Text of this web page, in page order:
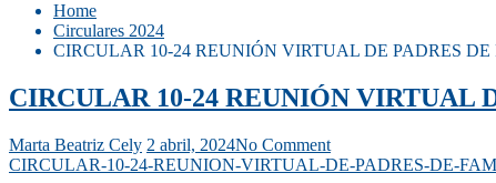
Home
Circulares 2024
CIRCULAR 10-24 REUNIÓN VIRTUAL DE PADRES
CIRCULAR 10-24 REUNIÓN VIRTUAL
Marta Beatriz Cely 2 abril, 2024No Comment
CIRCULAR-10-24-REUNION-VIRTUAL-DE-PADRES-DE-